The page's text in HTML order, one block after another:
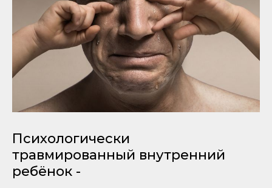
Психологически
травмированный внутренний
ребёнок -